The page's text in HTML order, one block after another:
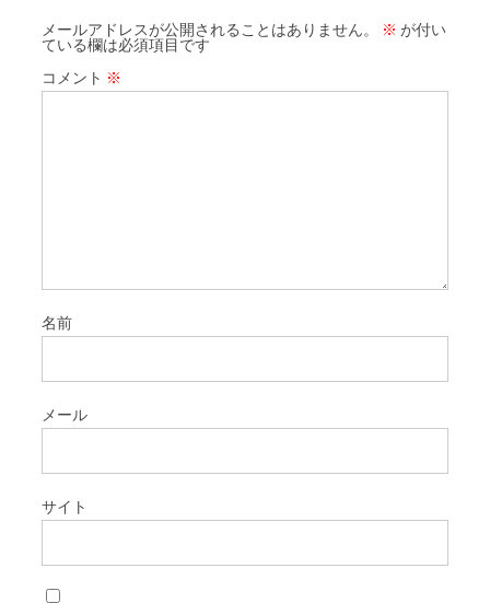
メールアドレスが公開されることはありません。 ※ が付い
ている欄は必須項目です
コメント ※
名前
メール
サイト